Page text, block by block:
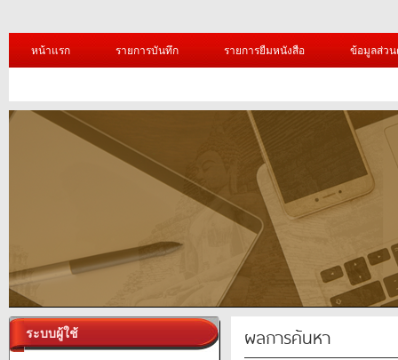
หน้าแรก รายการบันทึก รายการยืมหนังสือ ข้อมูลส่ว
ระบบผู้ใช้ ผลการค้นหา